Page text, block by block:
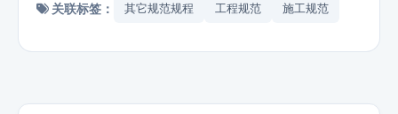
关联标签： 其它规范规程 工程规范 施工规范